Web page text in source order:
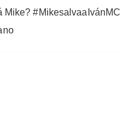
Mike? #MikesalvaaIvánMC